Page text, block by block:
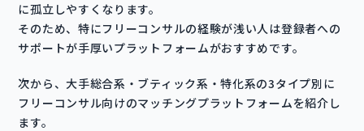
に孤立しやすくなります。
そのため、特にフリーコンサルの経験が浅い人は登録者への
サポートが手厚いプラットフォームがおすすめです。
次から、大手総合系・ブティック系・特化系の3タイプ別に
フリーコンサル向けのマッチングプラットフォームを紹介し
ます。